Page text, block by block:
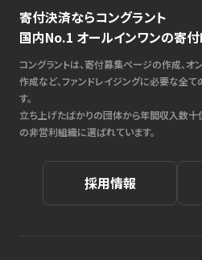
寄付決済ならコングラント
国内No.1 オールインワンの寄付
コングラントは、寄付募集ページの作成、オ
作成など、ファンドレイジングに必要な全
す。
立ち上げたばかりの団体から年間収入数
の非営利組織に選ばれています。
採用情報